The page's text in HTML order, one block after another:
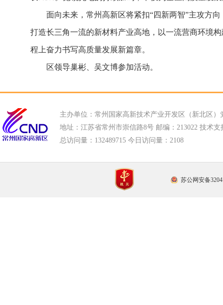
面向未来，常州高新区将紧扣“四新两智”主攻方
打造长三角一流的新材料产业高地，以一流营商环境
程上奋力书写高质量发展新篇章。
区领导巢彬、吴文博参加活动。
主办单位：常州国家高新技术产业开发区（新北区）
地址：江苏省常州市崇信路8号 邮编：213022 技术支
总访问量： 132489715 今日访问量： 2108
苏公网安备